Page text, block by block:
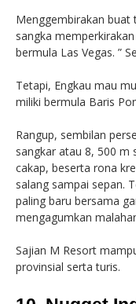
Menggembirakan buat
sangka
bermula Las Vegas. ”
Tetapi, Engkau mau
miliki bermula Baris
Rangup, sembilan
sangkar atau 8, 500 m
cakap, beserta rona
salang sampai sepan.
paling baru bersama
mengagumkan
Sajian M Resort
provinsial serta turis.